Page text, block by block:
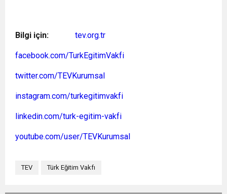
Bilgi için: tev.org.tr
facebook.com/TurkEgitimVakfi
twitter.com/TEVKurumsal
instagram.com/turkegitimvakfi
linkedin.com/turk-egitim-vakfi
youtube.com/user/TEVKurumsal
TEV Türk Eğitim Vakfı